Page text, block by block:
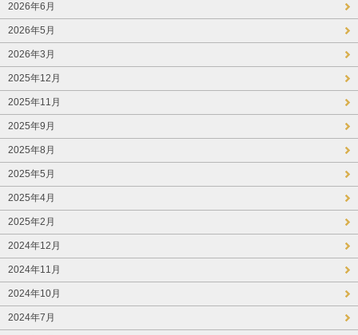
2026年6月
2026年5月
2026年3月
2025年12月
2025年11月
2025年9月
2025年8月
2025年5月
2025年4月
2025年2月
2024年12月
2024年11月
2024年10月
2024年7月